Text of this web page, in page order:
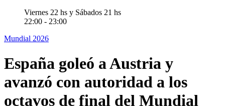
Viernes 22 hs y Sábados 21 hs
22:00 - 23:00
Mundial 2026
España goleó a Austria y
avanzó con autoridad a los
octavos de final del Mundial